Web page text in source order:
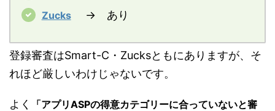
Zucks → あり
登録審査はSmart-C・Zucksともにありますが、そ
れほど厳しいわけじゃないです。
よく
「アプリASPの得意カテゴリーに合っていないと審